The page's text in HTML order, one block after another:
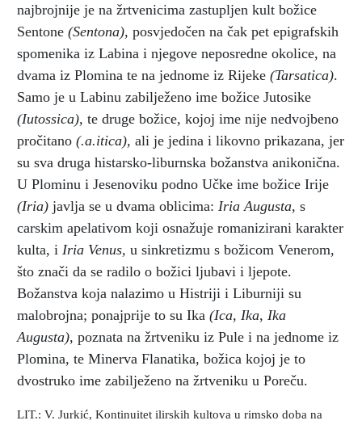
najbrojnije je na žrtvenicima zastupljen kult božice
Sentone (Sentona), posvjedočen na čak pet epigrafskih
spomenika iz Labina i njegove neposredne okolice, na
dvama iz Plomina te na jednome iz Rijeke (Tarsatica).
Samo je u Labinu zabilježeno ime božice Jutosike
(Iutossica), te druge božice, kojoj ime nije nedvojbeno
pročitano (.a.itica), ali je jedina i likovno prikazana, jer
su sva druga histarsko-liburnska božanstva anikonična.
U Plominu i Jesenoviku podno Učke ime božice Irije
(Iria) javlja se u dvama oblicima: Iria Augusta, s
carskim apelativom koji osnažuje romanizirani karakter
kulta, i Iria Venus, u sinkretizmu s božicom Venerom,
što znači da se radilo o božici ljubavi i ljepote.
Božanstva koja nalazimo u Histriji i Liburniji su
malobrojna; ponajprije to su Ika (Ica, Ika, Ika
Augusta), poznata na žrtveniku iz Pule i na jednome iz
Plomina, te Minerva Flanatika, božica kojoj je to
dvostruko ime zabilježeno na žrtveniku u Poreču.
LIT.: V. Jurkić, Kontinuitet ilirskih kultova u rimsko doba na